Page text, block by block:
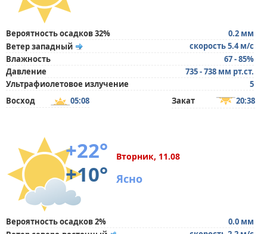
Вероятность осадков 32%
0.2 мм
Ветер западный
скорость 5.4 м/с
Влажность
67 - 85%
Давление
735 - 738 мм рт.ст.
Ультрафиолетовое излучение
5
Восход
05:08 Закат 20:38
+22°
+10°
Вторник, 11.08
Ясно
Вероятность осадков 2%
0.0 мм